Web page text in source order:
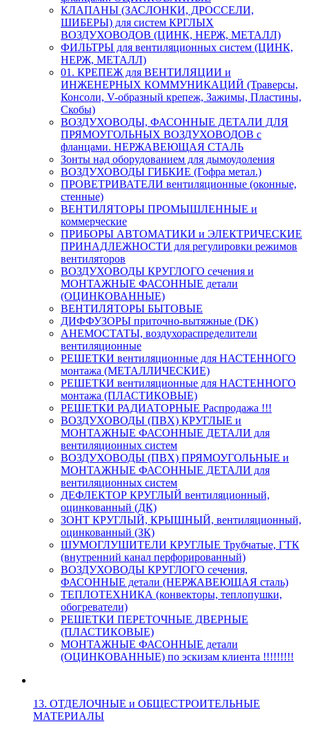
КЛАПАНЫ (ЗАСЛОНКИ, ДРОССЕЛИ,
ШИБЕРЫ) для систем КРГЛЫХ
ВОЗДУХОВОДОВ (ЦИНК, НЕРЖ, МЕТАЛЛ)
ФИЛЬТРЫ для вентиляционных систем (ЦИНК,
НЕРЖ, МЕТАЛЛ)
01. КРЕПЕЖ для ВЕНТИЛЯЦИИ и
ИНЖЕНЕРНЫХ КОММУНИКАЦИЙ (Траверсы,
Консоли, V-образный крепеж, Зажимы, Пластины,
Скобы)
ВОЗДУХОВОДЫ, ФАСОННЫЕ ДЕТАЛИ ДЛЯ
ПРЯМОУГОЛЬНЫХ ВОЗДУХОВОДОВ с
фланцами. НЕРЖАВЕЮЩАЯ СТАЛЬ
Зонты над оборудованием для дымоудоления
ВОЗДУХОВОДЫ ГИБКИЕ (Гофра метал.)
ПРОВЕТРИВАТЕЛИ вентиляционные (оконные,
стенные)
ВЕНТИЛЯТОРЫ ПРОМЫШЛЕННЫЕ и
коммерческие
ПРИБОРЫ АВТОМАТИКИ и ЭЛЕКТРИЧЕСКИЕ
ПРИНАДЛЕЖНОСТИ для регулировки режимов
вентиляторов
ВОЗДУХОВОДЫ КРУГЛОГО сечения и
МОНТАЖНЫЕ ФАСОННЫЕ детали
(ОЦИНКОВАННЫЕ)
ВЕНТИЛЯТОРЫ БЫТОВЫЕ
ДИФФУЗОРЫ приточно-вытяжные (DK)
АНЕМОСТАТЫ, воздухораспределители
вентиляционные
РЕШЕТКИ вентиляционные для НАСТЕННОГО
монтажа (МЕТАЛЛИЧЕСКИЕ)
РЕШЕТКИ вентиляционные для НАСТЕННОГО
монтажа (ПЛАСТИКОВЫЕ)
РЕШЕТКИ РАДИАТОРНЫЕ Распродажа !!!
ВОЗДУХОВОДЫ (ПВХ) КРУГЛЫЕ и
МОНТАЖНЫЕ ФАСОННЫЕ ДЕТАЛИ для
вентиляционных систем
ВОЗДУХОВОДЫ (ПВХ) ПРЯМОУГОЛЬНЫЕ и
МОНТАЖНЫЕ ФАСОННЫЕ ДЕТАЛИ для
вентиляционных систем
ДЕФЛЕКТОР КРУГЛЫЙ вентиляционный,
оцинкованный (ДК)
ЗОНТ КРУГЛЫЙ, КРЫШНЫЙ, вентиляционный,
оцинкованный (ЗК)
ШУМОГЛУШИТЕЛИ КРУГЛЫЕ Трубчатые, ГТК
(внутренний канал перфорированный)
ВОЗДУХОВОДЫ КРУГЛОГО сечения,
ФАСОННЫЕ детали (НЕРЖАВЕЮЩАЯ сталь)
ТЕПЛОТЕХНИКА (конвекторы, теплопушки,
обогреватели)
РЕШЕТКИ ПЕРЕТОЧНЫЕ ДВЕРНЫЕ
(ПЛАСТИКОВЫЕ)
МОНТАЖНЫЕ ФАСОННЫЕ детали
(ОЦИНКОВАННЫЕ) по эскизам клиента !!!!!!!!!
13. ОТДЕЛОЧНЫЕ и ОБЩЕСТРОИТЕЛЬНЫЕ
МАТЕРИАЛЫ